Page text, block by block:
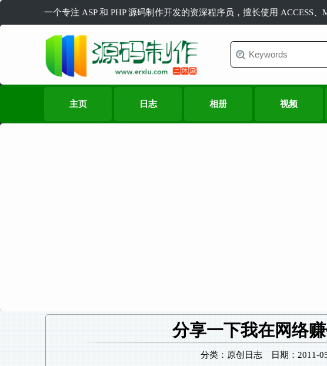
一个专注 ASP 和 PHP 源码制作开发的资深程序员，擅长使用 ACCESS
主页 日志 相册 视频
分享一下我在网络
分类：原创日志 日期：2011-